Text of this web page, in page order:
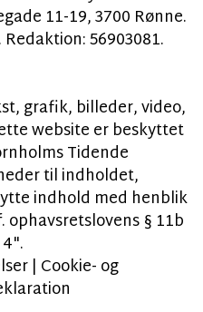
11-19, 3700 Rønne.
56903081.
grafik, billeder, video,
website er beskyttet
Tidende
til indholdet,
indhold med henblik
§ 11b
| Cookie- og